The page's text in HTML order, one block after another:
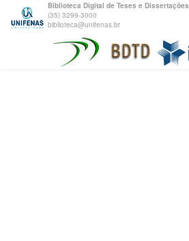
Biblioteca Digital de Teses e Dissertações
(35) 3299-3000
biblioteca@unifenas.br